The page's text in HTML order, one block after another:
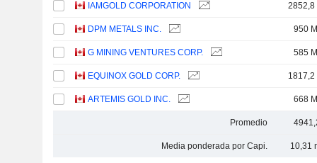
IAMGOLD CORPORATION 2852,8
DPM METALS INC. 950 M
G MINING VENTURES CORP. 585 M
EQUINOX GOLD CORP. 1817,2
ARTEMIS GOLD INC. 668 M
Promedio
Media ponderada por Capi. 10,31